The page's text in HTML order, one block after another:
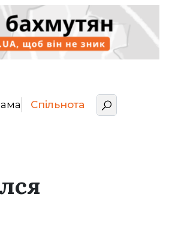
Спільнота